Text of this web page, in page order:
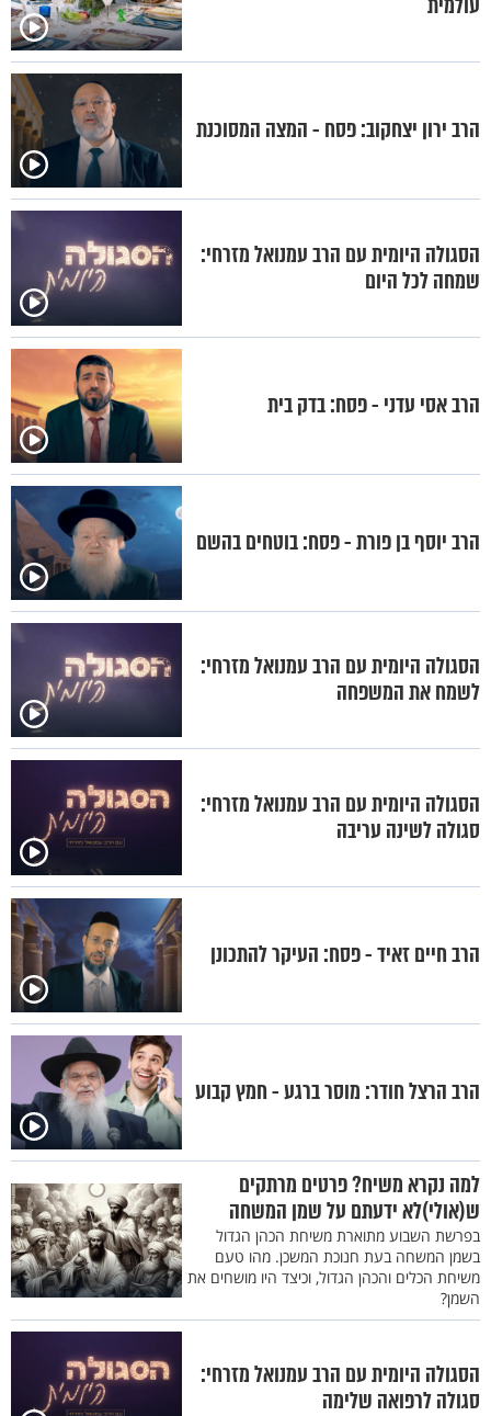
הרב ירון יצחקוב: פסח - המצה המסוכנת
הסגולה היומית עם הרב עמנואל מזרחי:
שמחה לכל היום
הרב אסי עדני - פסח: בדק בית
הרב יוסף בן פורת - פסח: בוטחים בהשם
הסגולה היומית עם הרב עמנואל מזרחי:
לשמח את המשפחה
הסגולה היומית עם הרב עמנואל מזרחי:
סגולה לשינה עריבה
הרב חיים זאיד - פסח: העיקר להתכונן
הרב הרצל חודר: מוסר ברגע - חמץ קבוע
למה נקרא משיח? פרטים מרתקים
ש(אולי)לא ידעתם על שמן המשחה
בפרשת השבוע מתוארת משיחת הכהן הגדול
בשמן המשחה בעת חנוכת המשכן. מהו טעם
משיחת הכלים והכהן הגדול, וכיצד היו מושחים את
השמן?
הסגולה היומית עם הרב עמנואל מזרחי:
סגולה לרפואה שלימה